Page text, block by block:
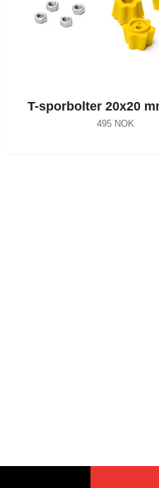
T-sporbolter 20x20
495 NOK